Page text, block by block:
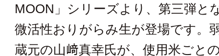
ン
MOON」シリーズより、第三弾と
微活性おりがらみ生が登場です。
蔵元の山﨑真幸氏が、使用米ごと